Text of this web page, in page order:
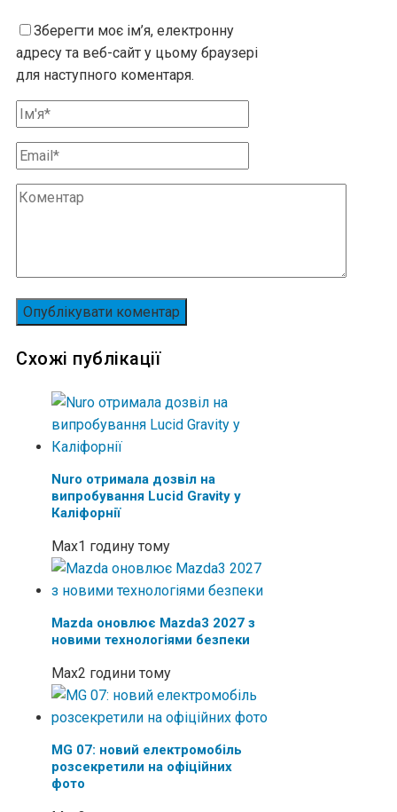
Зберегти моє ім’я, електронну
адресу та веб-сайт у цьому браузері
для наступного коментаря.
Схожі публікації
Nuro отримала дозвіл на
випробування Lucid Gravity у
Каліфорнії
Max1 годину тому
Mazda оновлює Mazda3 2027 з
новими технологіями безпеки
Max2 години тому
MG 07: новий електромобіль
розсекретили на офіційних
фото